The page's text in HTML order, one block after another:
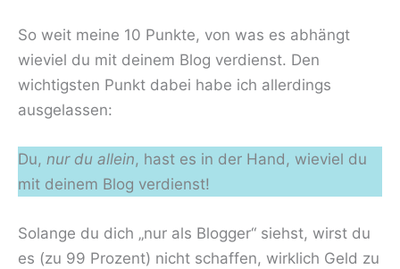
So weit meine 10 Punkte, von was es abhängt
wieviel du mit deinem Blog verdienst. Den
wichtigsten Punkt dabei habe ich allerdings
ausgelassen:
Du, nur du allein, hast es in der Hand, wieviel du
mit deinem Blog verdienst!
Solange du dich „nur als Blogger“ siehst, wirst du
es (zu 99 Prozent) nicht schaffen, wirklich Geld zu